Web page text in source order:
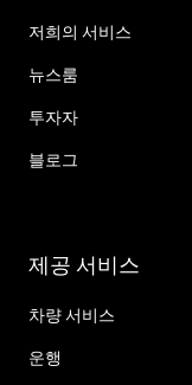
저희의 서비스
뉴스룸
투자자
블로그
제공 서비스
차량 서비스
운행